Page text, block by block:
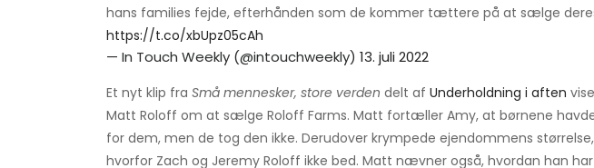
hans families fejde, efterhånden som de kommer tættere på at sælge
https://t.co/xbUpz05cAh
— In Touch Weekly (@intouchweekly) 13. juli 2022
Et nyt klip fra Små mennesker, store verden delt af Underholdning i aften
Matt Roloff om at sælge Roloff Farms. Matt fortæller Amy, at børnene
for dem, men de tog den ikke. Derudover krympede ejendommens
hvorfor Zach og Jeremy Roloff ikke bed. Matt nævner også, hvordan han